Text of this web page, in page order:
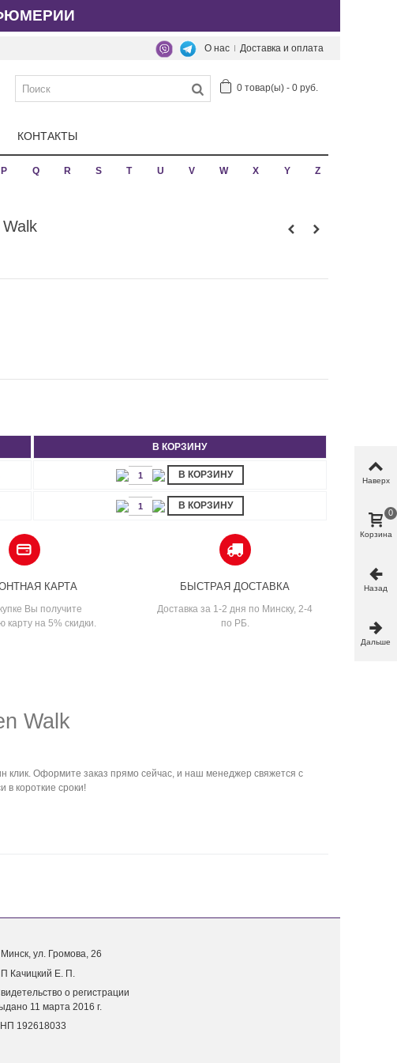
Доставка и оплата
О нас
0 товар(ы) - 0 руб.
КОНТАКТЫ
P Q R S T U V W X Y
Z
В КОРЗИНУ
В КОРЗИНУ
В КОРЗИНУ
КАРТА
Вы получите
карту на 5% скидки.
БЫСТРАЯ ДОСТАВКА
Доставка за 1-2 дня по Минску, 2-4
по РБ.
Walk
Оформите заказ прямо сейчас, и наш менеджер свяжется с
в короткие сроки!
Минск, ул. Громова, 26
Качицкий Е. П.
о регистрации
11 марта 2016 г.
192618033
Наверх
Корзина
0
Назад
Дальше